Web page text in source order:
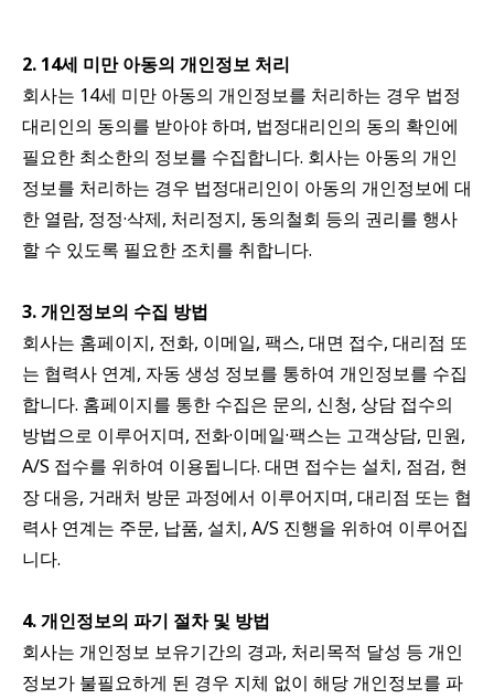
2. 14세 미만 아동의 개인정보 처리
회사는 14세 미만 아동의 개인정보를 처리하는 경우 법정
대리인의 동의를 받아야 하며, 법정대리인의 동의 확인에
필요한 최소한의 정보를 수집합니다. 회사는 아동의 개인
정보를 처리하는 경우 법정대리인이 아동의 개인정보에 대
한 열람, 정정·삭제, 처리정지, 동의철회 등의 권리를 행사
할 수 있도록 필요한 조치를 취합니다.
3. 개인정보의 수집 방법
회사는 홈페이지, 전화, 이메일, 팩스, 대면 접수, 대리점 또
는 협력사 연계, 자동 생성 정보를 통하여 개인정보를 수집
합니다. 홈페이지를 통한 수집은 문의, 신청, 상담 접수의
방법으로 이루어지며, 전화·이메일·팩스는 고객상담, 민원,
A/S 접수를 위하여 이용됩니다. 대면 접수는 설치, 점검, 현
장 대응, 거래처 방문 과정에서 이루어지며, 대리점 또는 협
력사 연계는 주문, 납품, 설치, A/S 진행을 위하여 이루어집
니다.
4. 개인정보의 파기 절차 및 방법
회사는 개인정보 보유기간의 경과, 처리목적 달성 등 개인
정보가 불필요하게 된 경우 지체 없이 해당 개인정보를 파